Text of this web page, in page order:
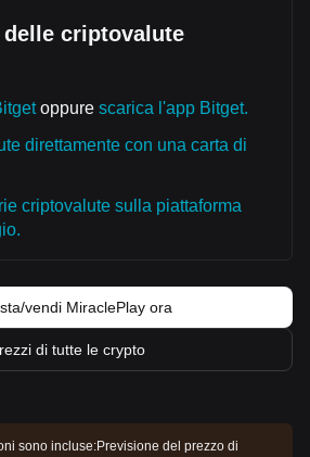
criptovalute
oppure scarica l'app Bitget.
direttamente con una carta di
criptovalute sulla piattaforma
vendi MiraclePlay ora
di tutte le crypto
sono incluse:Previsione del prezzo di